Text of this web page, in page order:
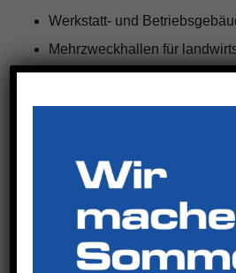
Werkstatt- und
Mehrzweckhallen für
Nutzung
Bauweise, kurze Bauzeiten und
Umsetzung.
Von der
fertigen Halle